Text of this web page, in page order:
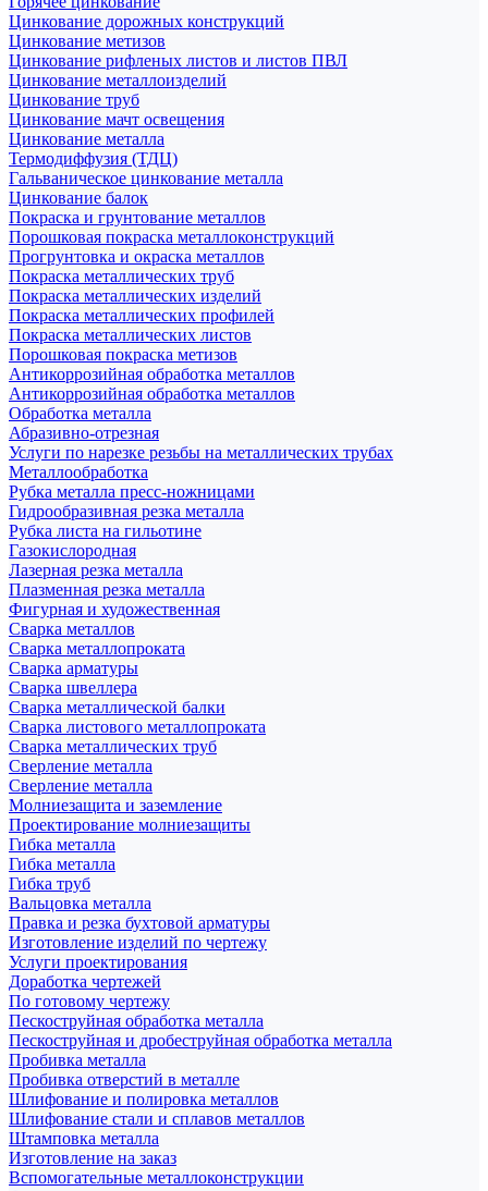
Цинкование дорожных конструкций
Цинкование метизов
Цинкование рифленых листов и листов ПВЛ
Цинкование металлоизделий
Цинкование труб
Цинкование мачт освещения
Цинкование металла
Термодиффузия (ТДЦ)
Гальваническое цинкование металла
Цинкование балок
Покраска и грунтование металлов
Порошковая покраска металлоконструкций
Прогрунтовка и окраска металлов
Покраска металлических труб
Покраска металлических изделий
Покраска металлических профилей
Покраска металлических листов
Порошковая покраска метизов
Антикоррозийная обработка металлов
Антикоррозийная обработка металлов
Обработка металла
Абразивно-отрезная
Услуги по нарезке резьбы на металлических трубах
Металлообработка
Рубка металла пресс-ножницами
Гидрообразивная резка металла
Рубка листа на гильотине
Газокислородная
Лазерная резка металла
Плазменная резка металла
Фигурная и художественная
Сварка металлов
Сварка металлопроката
Сварка арматуры
Сварка швеллера
Сварка металлической балки
Сварка листового металлопроката
Сварка металлических труб
Сверление металла
Сверление металла
Молниезащита и заземление
Проектирование молниезащиты
Гибка металла
Гибка металла
Гибка труб
Вальцовка металла
Правка и резка бухтовой арматуры
Изготовление изделий по чертежу
Услуги проектирования
Доработка чертежей
По готовому чертежу
Пескоструйная обработка металла
Пескоструйная и дробеструйная обработка металла
Пробивка металла
Пробивка отверстий в металле
Шлифование и полировка металлов
Шлифование стали и сплавов металлов
Штамповка металла
Изготовление на заказ
Вспомогательные металлоконструкции